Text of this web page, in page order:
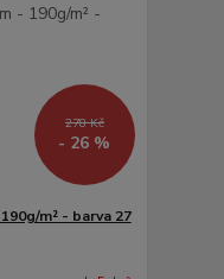
278 Kč
- 26 %
m² - barva 27